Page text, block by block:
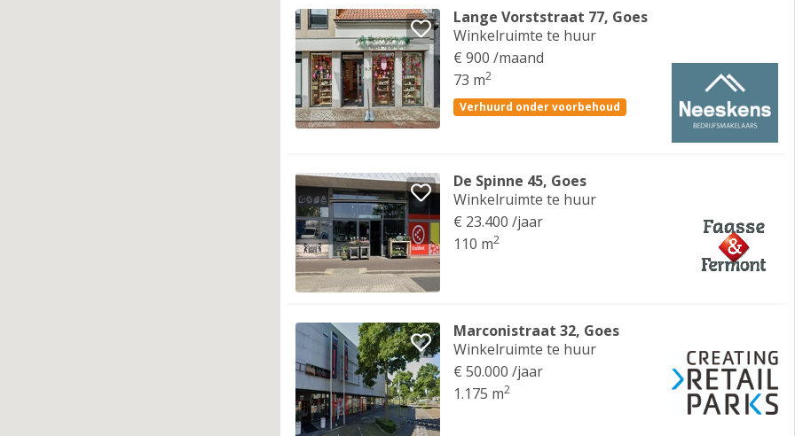
Lange Vorststraat 77, Goes
Winkelruimte te huur
€ 900 /maand
73 m2
Verhuurd onder voorbehoud
De Spinne 45, Goes
Winkelruimte te huur
€ 23.400 /jaar
110 m2
Marconistraat 32, Goes
Winkelruimte te huur
€ 50.000 /jaar
1.175 m2